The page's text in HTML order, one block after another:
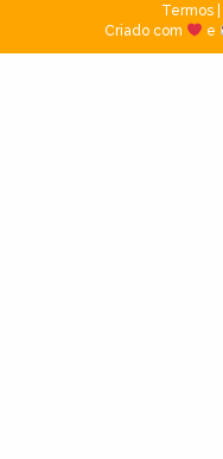
Termos|
Criado com
e